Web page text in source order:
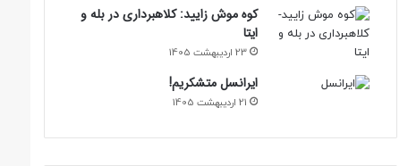
کوه موش زایید: کلاهبرداری در بله و
ایتا
23 اردیبهشت 1405
ایرانسل متشکریم!
21 اردیبهشت 1405